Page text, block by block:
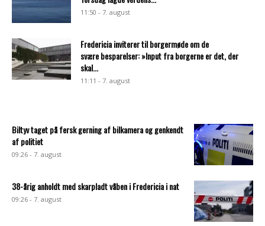
11:50 - 7. august
Fredericia inviterer til borgermøde om de
svære besparelser: »Input fra borgerne er det, der
skal...
11:11 - 7. august
Biltyv taget på fersk gerning af bilkamera og genkendt
af politiet
09:26 - 7. august
38-årig anholdt med skarpladt våben i Fredericia i nat
09:26 - 7. august